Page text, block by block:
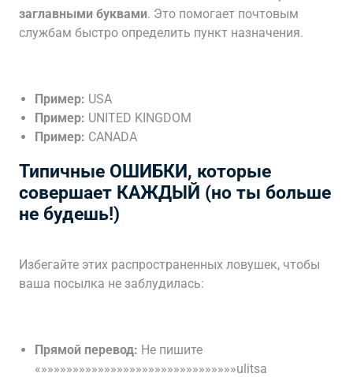
заглавными буквами. Это помогает почтовым
службам быстро определить пункт назначения.
Пример: USA
Пример: UNITED KINGDOM
Пример: CANADA
Типичные ОШИБКИ, которые
совершает КАЖДЫЙ (но ты больше
не будешь!)
Избегайте этих распространенных ловушек, чтобы
ваша посылка не заблудилась:
Прямой перевод: Не пишите
«»»»»»»»»»»»»»»»»»»»»»»»»»»»»»»»ulitsa